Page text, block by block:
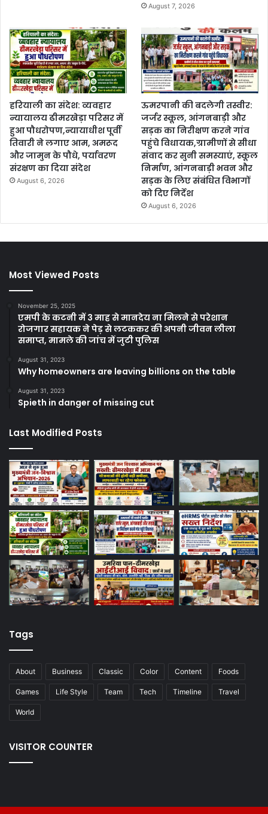
August 7, 2026
हरियाली का संदेश: व्यवहार
न्यायालय ढीमरखेड़ा परिसर में
हुआ पौधरोपण,न्यायाधीश पूर्वी
तिवारी ने लगाए आम, अमरूद
और जामुन के पौधे, पर्यावरण
संरक्षण का दिया संदेश
August 6, 2026
ऊमरपानी की बदलेगी तस्वीर:
जर्जर स्कूल, आंगनबाड़ी और
सड़क का निरीक्षण करने गांव
पहुंचे विधायक,ग्रामीणों से सीधा
संवाद कर सुनी समस्याएं, स्कूल
निर्माण, आंगनबाड़ी भवन और
सड़क के लिए संबंधित विभागों
को दिए निर्देश
August 6, 2026
Most Viewed Posts
November 25, 2025
एमपी के कटनी में 3 माह से मानदेय ना मिलने से परेशान
रोजगार सहायक ने पेड़ से लटककर की अपनी जीवन लीला
समाप्त, मामले की जांच में जुटी पुलिस
August 31, 2023
Why homeowners are leaving billions on the table
August 31, 2023
Spieth in danger of missing cut
Last Modified Posts
Tags
About Business Classic Color Content Foods
Games Life Style Team Tech Timeline Travel
World
VISITOR COUNTER